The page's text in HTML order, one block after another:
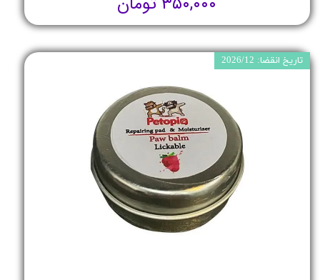
تاریخ انقضا: 2026/12